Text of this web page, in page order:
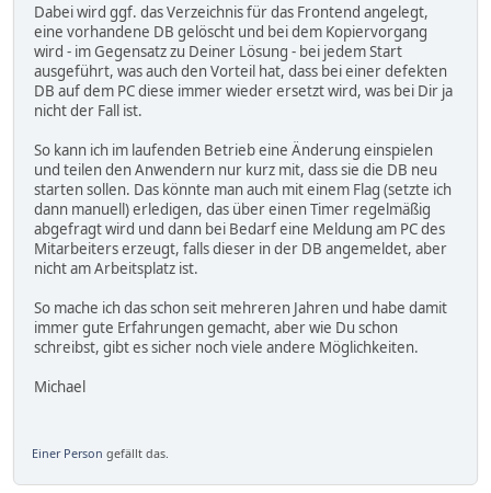
Dabei wird ggf. das Verzeichnis für das Frontend angelegt,
eine vorhandene DB gelöscht und bei dem Kopiervorgang
wird - im Gegensatz zu Deiner Lösung - bei jedem Start
ausgeführt, was auch den Vorteil hat, dass bei einer defekten
DB auf dem PC diese immer wieder ersetzt wird, was bei Dir ja
nicht der Fall ist.
So kann ich im laufenden Betrieb eine Änderung einspielen
und teilen den Anwendern nur kurz mit, dass sie die DB neu
starten sollen. Das könnte man auch mit einem Flag (setzte ich
dann manuell) erledigen, das über einen Timer regelmäßig
abgefragt wird und dann bei Bedarf eine Meldung am PC des
Mitarbeiters erzeugt, falls dieser in der DB angemeldet, aber
nicht am Arbeitsplatz ist.
So mache ich das schon seit mehreren Jahren und habe damit
immer gute Erfahrungen gemacht, aber wie Du schon
schreibst, gibt es sicher noch viele andere Möglichkeiten.
Michael
Einer Person gefällt das.